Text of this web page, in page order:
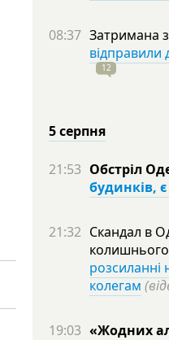
08:37 Затримана
відправили
12
5 серпня
21:53 Обстріл
будинків,
21:32 Скандал в
розсиланні
колегам
19:03 «Жодних